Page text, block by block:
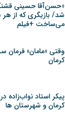
«حسن‌آقا حسینی
شد/ بازیگری که از
می‌ساخت +فیلم
وقتی «مامان»
کرمان
پیکر استاد نواب‌زاده
کرمان و شهرستان ها